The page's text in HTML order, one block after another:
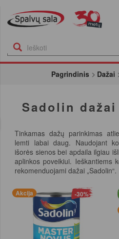
Pagrindinis Dažai
Sadolin dažai
Tinkamas dažų parinkimas
lemti labai daug. Naudojant
išorės sienos bei apdaila ilgiau
aplinkos poveikiui. Ieškantiems
rekomenduojami dažai „Sadolin“.
Akcija -30%